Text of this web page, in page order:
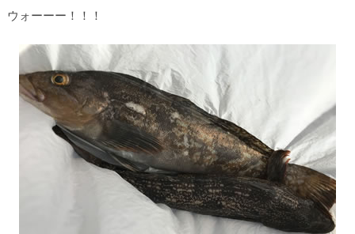
ウォーーー！！！